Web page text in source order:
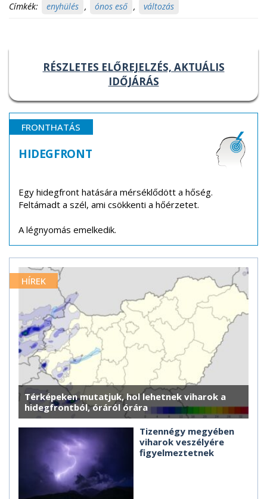
Címkék: enyhülés , ónos eső , változás
RÉSZLETES ELŐREJELZÉS, AKTUÁLIS
IDŐJÁRÁS
FRONTHATÁS
HIDEGFRONT
Egy hidegfront hatására mérséklődött a hőség.
Feltámadt a szél, ami csökkenti a hőérzetet.
A légnyomás emelkedik.
HÍREK
Térképeken mutatjuk, hol lehetnek viharok a
hidegfrontból, óráról órára
Tizennégy megyében
viharok veszélyére
figyelmeztetnek